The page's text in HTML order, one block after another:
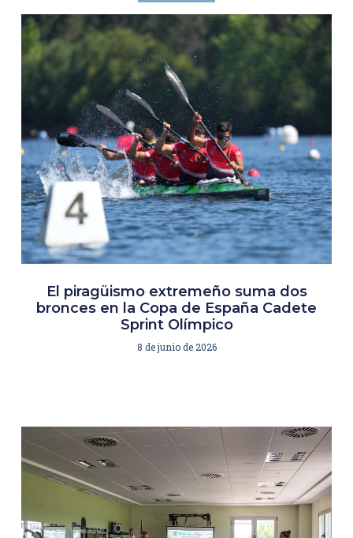
El piragüismo extremeño suma dos
bronces en la Copa de España Cadete
Sprint Olímpico
8 de junio de 2026